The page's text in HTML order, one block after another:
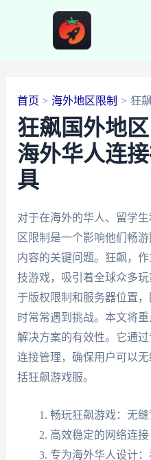
首页 海外地区限制 狂
狂飙国外地区
海外华人连
具
对于在海外的华人、留学
区限制是一个影响他们畅
内容的关键问题。狂飙，
技游戏，吸引着全球众多
于版权限制和服务器位置
时常常遇到挑战。本文将
解决方案的有效性。它通
连接管理，确保用户可以
括狂飙游戏服。
畅玩狂飙游戏：无缝
高效稳定的网络连接
专为海外华人设计